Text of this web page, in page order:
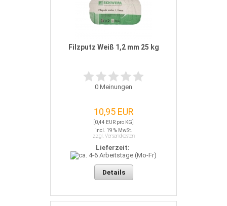
Filzputz Weiß 1,2 mm 25 kg
0 Meinungen
10,95 EUR
[0,44 EUR pro KG]
incl. 19 % MwSt.
zzgl. Versandkosten
Lieferzeit:
Details